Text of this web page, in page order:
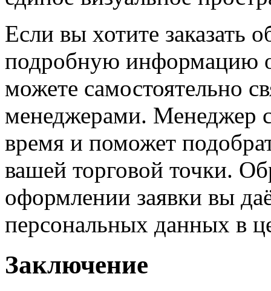
Если вы хотите заказать
подробную информацию
можете самостоятельно
менеджерами. Менеджер
время и поможет
вашей торговой точки.
оформлении заявки вы
персональных данных в
Заключение